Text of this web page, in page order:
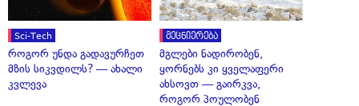
Sci-Tech
როგორ უნდა გადავურჩეთ
მზის სიკვდილს? — ახალი
კვლევა
მეცნიერება
მგლები ნადირობენ,
ყორნებს კი ყველაფერი
ახსოვთ — გაირკვა,
როგორ პოულობენ